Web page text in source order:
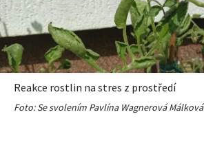
Reakce rostlin na stres z prostředí
Foto: Se svolením Pavlína Wagnerová Málková